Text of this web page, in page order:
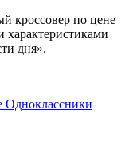
кроссовер по цене
характеристиками
дня».
Одноклассники